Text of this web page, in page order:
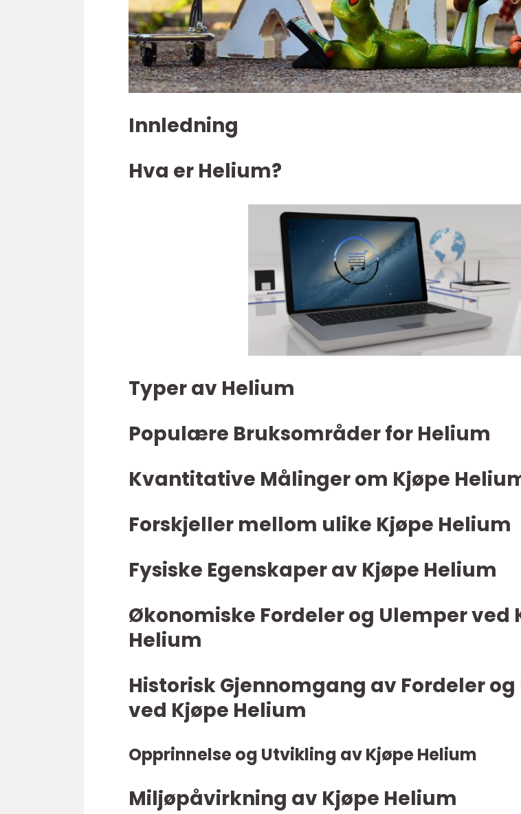
Innledning
Hva er Helium?
Typer av Helium
Populære Bruksområder for Helium
Kvantitative Målinger om Kjøpe
Forskjeller mellom ulike Kjøpe Helium
Fysiske Egenskaper av Kjøpe Helium
Økonomiske Fordeler og Ulemper ved
Helium
Historisk Gjennomgang av Fordeler
ved Kjøpe Helium
Opprinnelse og Utvikling av Kjøpe Helium
Miljøpåvirkning av Kjøpe Helium